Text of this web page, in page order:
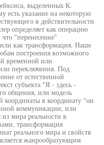
выделенных К.
есть указание на некоторую
в действительности
определяет как операцию
"перенесение"
как трансформация. Наше
построения возможного
временной или
переключения. Под
от естественной
субъекта "Я - здесь -
общения, или модель
координаты в координату "он
коммуникации, или
мира реальности в
трансформация
реального мира и свойств
жанрообразующим